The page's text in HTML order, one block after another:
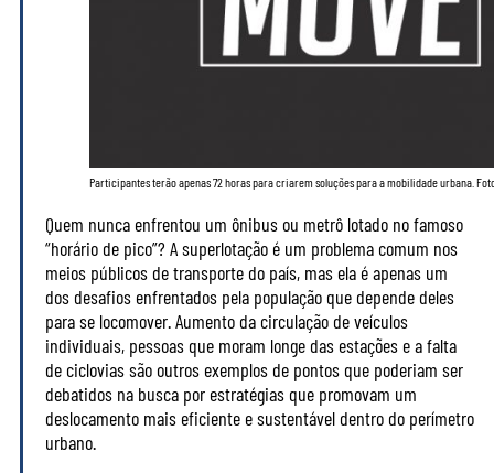
Participantes terão apenas 72 horas para criarem soluções para a mobilidade urbana.
Quem nunca enfrentou um ônibus ou metrô lotado no famoso
“horário de pico”? A superlotação é um problema comum nos
meios públicos de transporte do país, mas ela é apenas um
dos desafios enfrentados pela população que depende deles
para se locomover. Aumento da circulação de veículos
individuais, pessoas que moram longe das estações e a falta
de ciclovias são outros exemplos de pontos que poderiam ser
debatidos na busca por estratégias que promovam um
deslocamento mais eficiente e sustentável dentro do perímetro
urbano.